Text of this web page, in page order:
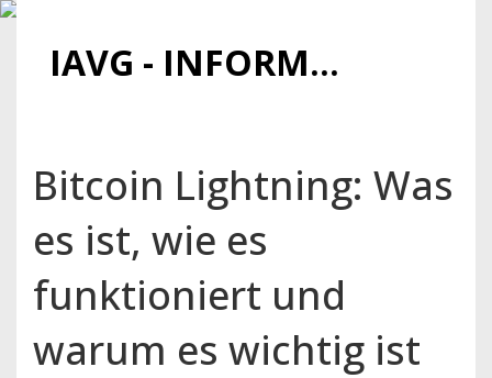
IAVG - INFORMATIONSARCHIV FÜR VIRTUELLE GELDER
Bitcoin Lightning: Was
es ist, wie es
funktioniert und
warum es wichtig ist